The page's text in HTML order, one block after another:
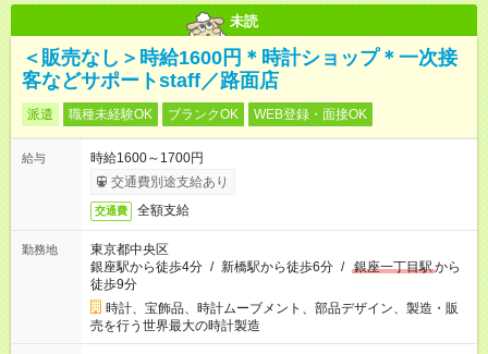
未読
＜販売なし＞時給1600円＊時計ショップ＊一次接
客などサポートstaff／路面店
派遣 職種未経験OK ブランクOK WEB登録・面接OK
給与
時給1600～1700円
交通費別途支給あり
交通費 全額支給
勤務地
東京都中央区
銀座駅から徒歩4分 / 新橋駅から徒歩6分 / 銀座一丁目駅から
徒歩9分
時計、宝飾品、時計ムーブメント、部品デザイン、製造・販
売を行う世界最大の時計製造